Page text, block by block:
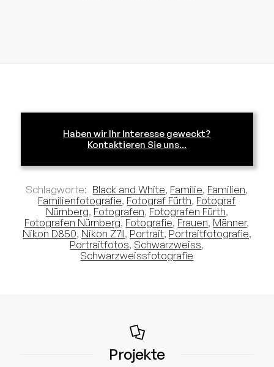
Haben wir Ihr Interesse geweckt?
Kontaktieren Sie uns...
Schlagworte: Black and White, Familie, Familien,
Familienfotografie, Fotograf Fürth, Fotograf
Nürnberg, Fotografen, Fotografen Fürth,
Fotografen Nürnberg, Fotografie, Frauen, Männer,
Nikon D850, Nikon Z7II, Portrait, Portraitfotografie,
Portraitfotos, Schwarzweiss,
Schwarzweissfotografie
Projekte